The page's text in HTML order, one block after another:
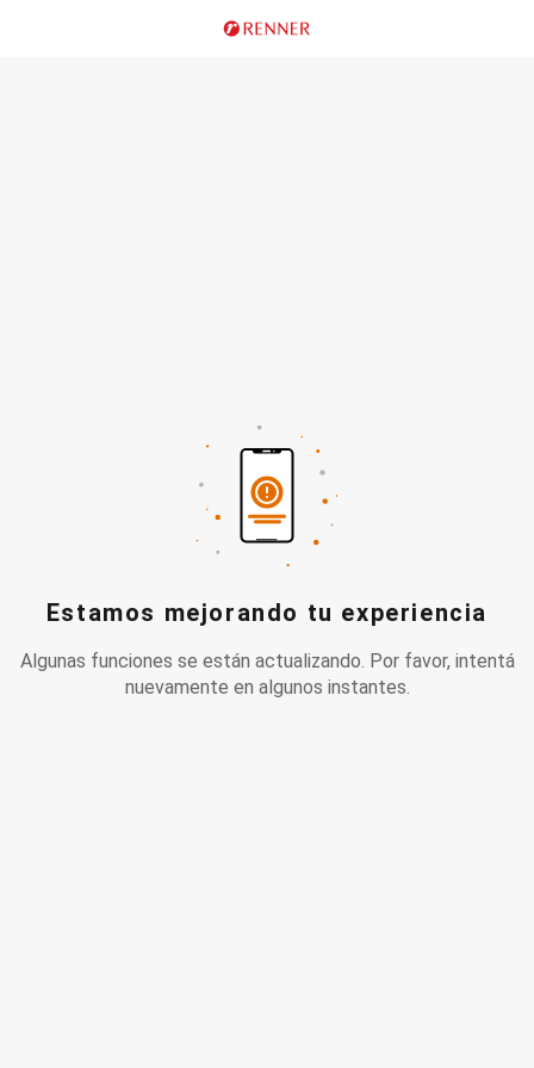
Estamos mejorando tu experiencia
Algunas funciones se están actualizando. Por favor, intentá
nuevamente en algunos instantes.